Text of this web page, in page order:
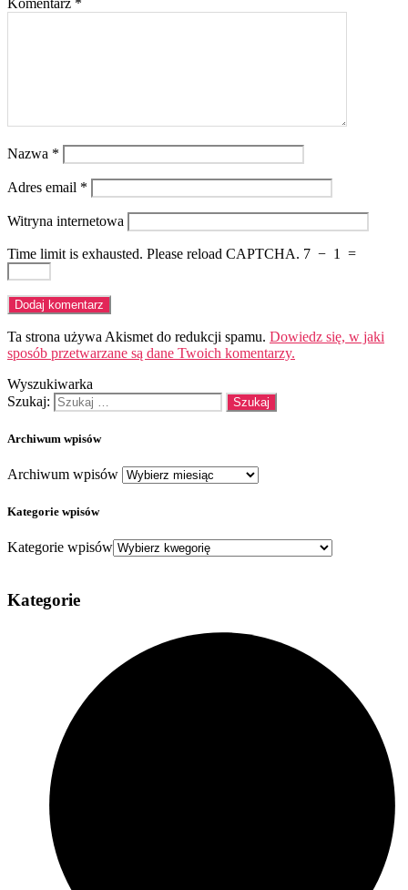
Komentarz *
Nazwa *
Adres email *
Witryna internetowa
Time limit is exhausted. Please reload CAPTCHA. 7 − 1 =
Ta strona używa Akismet do redukcji spamu. Dowiedz się, w jaki
sposób przetwarzane są dane Twoich komentarzy.
Wyszukiwarka
Szukaj:
Archiwum wpisów
Archiwum wpisów
Kategorie wpisów
Kategorie wpisów
Kategorie